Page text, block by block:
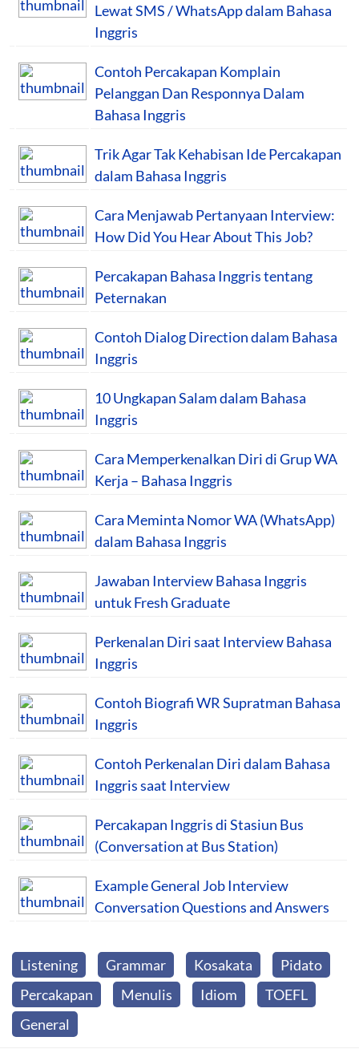
Lewat SMS / WhatsApp dalam Bahasa
Inggris
Contoh Percakapan Komplain
Pelanggan Dan Responnya Dalam
Bahasa Inggris
Trik Agar Tak Kehabisan Ide Percakapan
dalam Bahasa Inggris
Cara Menjawab Pertanyaan Interview:
How Did You Hear About This Job?
Percakapan Bahasa Inggris tentang
Peternakan
Contoh Dialog Direction dalam Bahasa
Inggris
10 Ungkapan Salam dalam Bahasa
Inggris
Cara Memperkenalkan Diri di Grup WA
Kerja – Bahasa Inggris
Cara Meminta Nomor WA (WhatsApp)
dalam Bahasa Inggris
Jawaban Interview Bahasa Inggris
untuk Fresh Graduate
Perkenalan Diri saat Interview Bahasa
Inggris
Contoh Biografi WR Supratman Bahasa
Inggris
Contoh Perkenalan Diri dalam Bahasa
Inggris saat Interview
Percakapan Inggris di Stasiun Bus
(Conversation at Bus Station)
Example General Job Interview
Conversation Questions and Answers
Listening Grammar Kosakata
Pidato
Percakapan
Menulis Idiom
TOEFL
General